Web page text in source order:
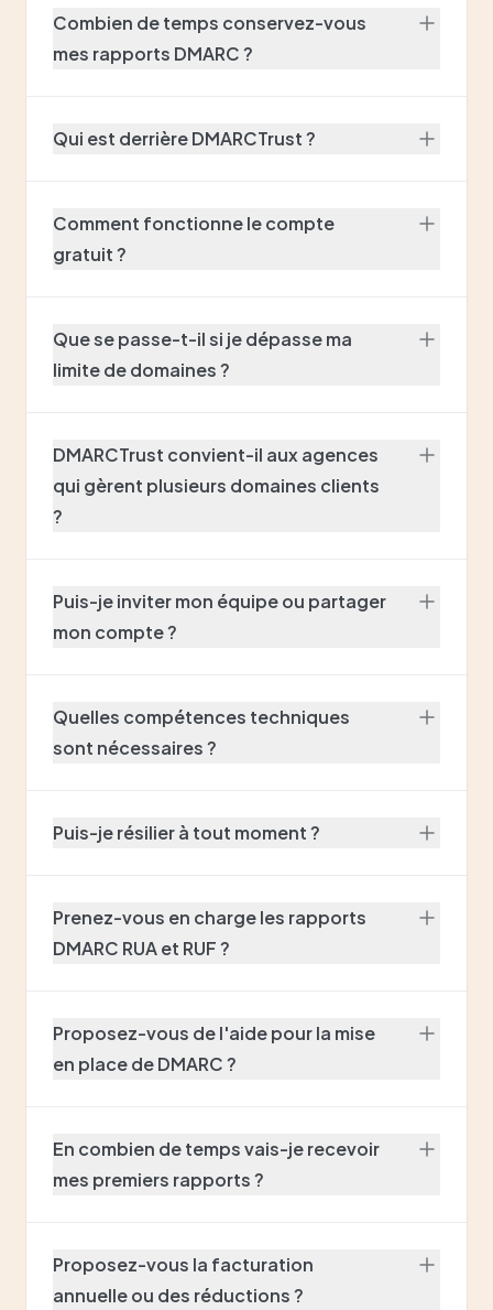
Combien de temps conservez-vous
mes rapports DMARC ?
Qui est derrière DMARCTrust ?
Comment fonctionne le compte
gratuit ?
Que se passe-t-il si je dépasse ma
limite de domaines ?
DMARCTrust convient-il aux agences
qui gèrent plusieurs domaines clients
?
Puis-je inviter mon équipe ou partager
mon compte ?
Quelles compétences techniques
sont nécessaires ?
Puis-je résilier à tout moment ?
Prenez-vous en charge les rapports
DMARC RUA et RUF ?
Proposez-vous de l'aide pour la mise
en place de DMARC ?
En combien de temps vais-je recevoir
mes premiers rapports ?
Proposez-vous la facturation
annuelle ou des réductions ?